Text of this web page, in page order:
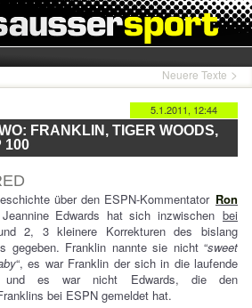
Neuere Texte
5.1.2011, 12:44
FRANKLIN, TIGER WOODS,
100
über den ESPN-Kommentator Ron
Edwards hat sich inzwischen bei
2, 3 kleinere Korrekturen des bislang
gegeben. Franklin nannte sie nicht “sweet
“, es war Franklin der sich in die laufende
und es war nicht Edwards, die den
bei ESPN gemeldet hat.